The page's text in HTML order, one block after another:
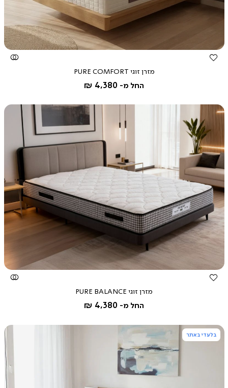
מזרן זוגי PURE COMFORT
החל מ- 4,380 ₪
צפייה
מהירה
מזרן זוגי PURE BALANCE
החל מ- 4,380 ₪
בלעדי באתר